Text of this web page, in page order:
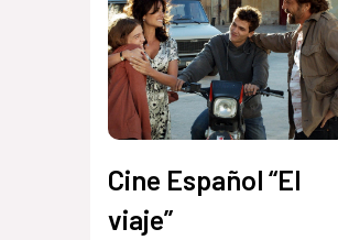
Cine Español “El
viaje”